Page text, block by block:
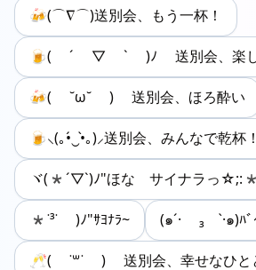
🍻(⌒∇⌒)送別会、もう一杯！
🍺( ´ ▽ ` )ﾉ 送別会、楽し
🍻( ˘ω˘ ) 送別会、ほろ酔い
🍺⸜(｡•́‿•̀｡)⸝送別会、みんなで乾杯！
ヾ(*´▽`)ﾉ"ほな サイナラっ
*˙³˙ )ﾉ"ｻﾖﾅﾗ~ (๑´· ₃ ·̀๑)ﾊﾞ
🥂( ˙꒳​˙ ) 送別会、幸せなひと